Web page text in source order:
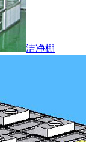
洁净棚